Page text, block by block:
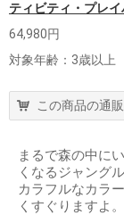
ティビティ・プレイ
64,980円
対象年齢：3歳以上
この商品の通
まるで森の中に
くなるジャング
カラフルなカラ
くすぐりますよ。